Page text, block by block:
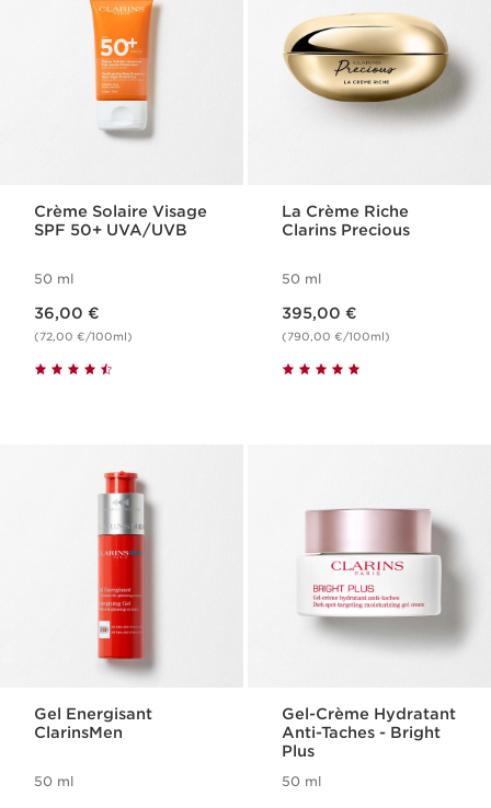
Crème Solaire Visage
SPF 50​+ UVA/UVB
50 ml
36,00 €
(72,00 €/100ml)
La Crème Riche
Clarins Precious
50 ml
395,00 €
(790,00 €/100ml)
Gel Energisant
ClarinsMen
50 ml
Gel-Crème Hydratant
Anti-Taches - Bright
Plus
50 ml